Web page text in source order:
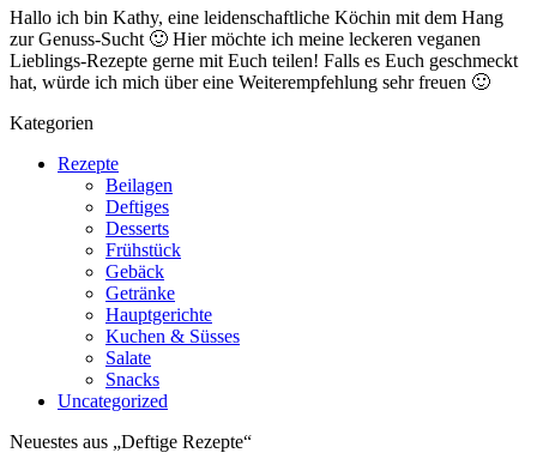
Hallo ich bin Kathy, eine leidenschaftliche Köchin mit dem Hang
zur Genuss-Sucht 🙂 Hier möchte ich meine leckeren veganen
Lieblings-Rezepte gerne mit Euch teilen! Falls es Euch geschmeckt
hat, würde ich mich über eine Weiterempfehlung sehr freuen 🙂
Kategorien
Rezepte
Beilagen
Deftiges
Desserts
Frühstück
Gebäck
Getränke
Hauptgerichte
Kuchen & Süsses
Salate
Snacks
Uncategorized
Neuestes aus „Deftige Rezepte“